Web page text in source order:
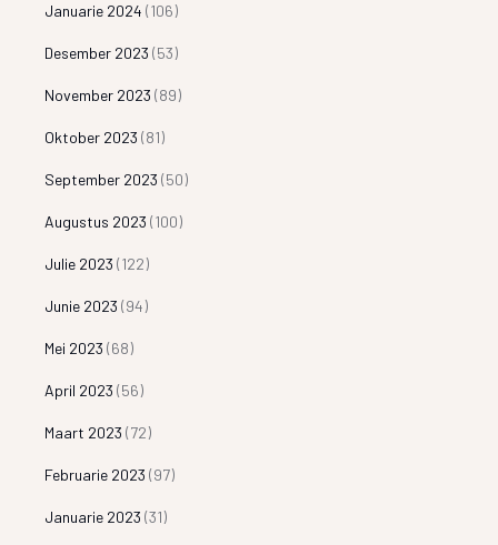
Januarie 2024 (106)
Desember 2023 (53)
November 2023 (89)
Oktober 2023 (81)
September 2023 (50)
Augustus 2023 (100)
Julie 2023 (122)
Junie 2023 (94)
Mei 2023 (68)
April 2023 (56)
Maart 2023 (72)
Februarie 2023 (97)
Januarie 2023 (31)